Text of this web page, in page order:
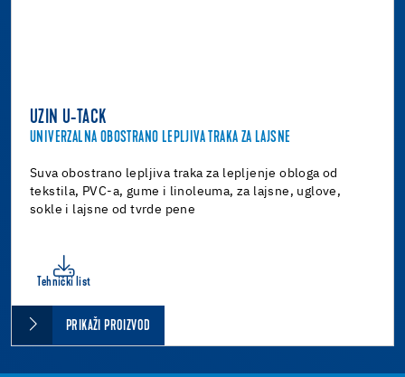
UZIN U-TACK
UNIVERZALNA OBOSTRANO LEPLJIVA TRAKA ZA LAJSNE
Suva obostrano lepljiva traka za lepljenje obloga od
tekstila, PVC-a, gume i linoleuma, za lajsne, uglove,
sokle i lajsne od tvrde pene
Tehnički list
PRIKAŽI PROIZVOD